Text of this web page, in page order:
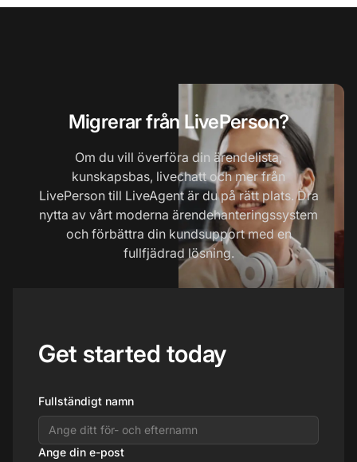
Migrerar från LivePerson?
Om du vill överföra din ärendelista,
kunskapsbas, livechatt och mer från
LivePerson till LiveAgent är du på rätt plats. Dra
nytta av vårt moderna ärendehanteringssystem
och förbättra din kundsupport med en
fullfjädrad lösning.
Get started today
Fullständigt namn
Ange din e-post